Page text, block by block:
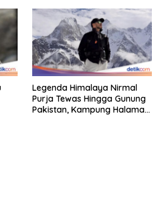
Legenda Himalaya Nirmal
Purja Tewas Hingga Gunung
Pakistan, Kampung Halaman